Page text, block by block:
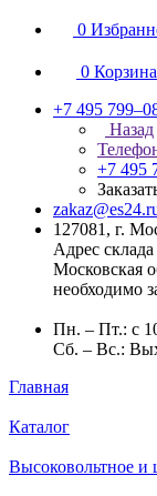
0
0 Корзина
+7 495
Назад
+7 495
127081, г.
Адрес склада
Московская
необходимо
Пн. – Пт.: с
Сб. – Вс.:
Главная
Каталог
Высоковольтное и